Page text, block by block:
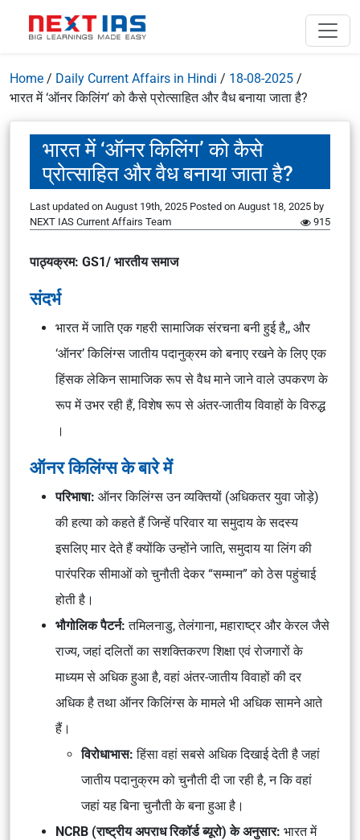
Home / Daily Current Affairs in Hindi / 18-08-2025 /
भारत में ‘ऑनर किलिंग’ को कैसे प्रोत्साहित और वैध बनाया जाता है?
भारत में ‘ऑनर किलिंग’ को कैसे
प्रोत्साहित और वैध बनाया जाता है?
Last updated on August 19th, 2025 Posted on August 18, 2025 by
NEXT IAS Current Affairs Team
915
पाठ्यक्रम: GS1/ भारतीय समाज
संदर्भ
भारत में जाति एक गहरी सामाजिक संरचना बनी हुई है,, और
‘ऑनर’ किलिंग्स जातीय पदानुक्रम को बनाए रखने के लिए एक
हिंसक लेकिन सामाजिक रूप से वैध माने जाने वाले उपकरण के
रूप में उभर रही हैं, विशेष रूप से अंतर-जातीय विवाहों के विरुद्ध
।
ऑनर किलिंग्स के बारे में
परिभाषा: ऑनर किलिंग्स उन व्यक्तियों (अधिकतर युवा जोड़े)
की हत्या को कहते हैं जिन्हें परिवार या समुदाय के सदस्य
इसलिए मार देते हैं क्योंकि उन्होंने जाति, समुदाय या लिंग की
पारंपरिक सीमाओं को चुनौती देकर “सम्मान” को ठेस पहुंचाई
होती है।
भौगोलिक पैटर्न: तमिलनाडु, तेलंगाना, महाराष्ट्र और केरल जैसे
राज्य, जहां दलितों का सशक्तिकरण शिक्षा एवं रोजगारों के
माध्यम से अधिक हुआ है, वहां अंतर-जातीय विवाहों की दर
अधिक है तथा ऑनर किलिंग्स के मामले भी अधिक सामने आते
हैं।
विरोधाभास: हिंसा वहां सबसे अधिक दिखाई देती है जहां
जातीय पदानुक्रम को चुनौती दी जा रही है, न कि वहां
जहां यह बिना चुनौती के बना हुआ है।
NCRB (राष्ट्रीय अपराध रिकॉर्ड ब्यूरो) के अनुसार: भारत में